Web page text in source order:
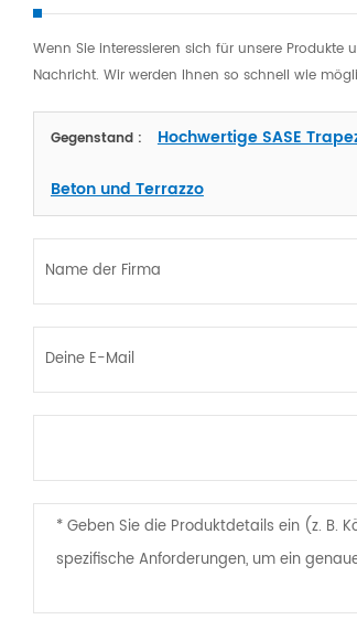
Wenn Sie interessieren sich für unsere
Nachricht. Wir werden Ihnen so schnell wie
Gegenstand : Hochwertige SASE
Beton und Terrazzo